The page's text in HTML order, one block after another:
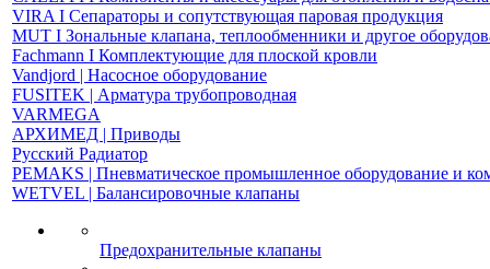
VIRA І Сепараторы и сопутствующая паровая продукция
MUT І Зональные клапана, теплообменники и другое
Fachmann І Комплектующие для плоской кровли
Vandjord | Насосное оборудование
FUSITEK | Арматура трубопроводная
VARMEGA
АРХИМЕД | Приводы
Русский Радиатор
PEMAKS | Пневматическое промышленное оборудование и
WETVEL | Балансировочные клапаны
Предохранительные клапаны